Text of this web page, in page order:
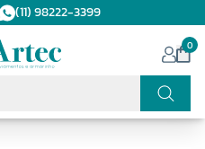
(11) 98222-3399
0